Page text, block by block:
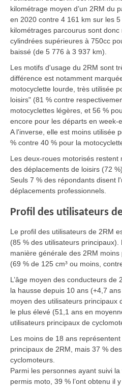
kilométrage moyen d’un 2RM du
en 2020 contre 4 161 km sur les
kilométrages parcourus sont
cylindrées supérieures à 750cc
baissé (de 5 776 à 3 937 km).
Les motifs d'usage du 2RM sont
différence est notamment
motocyclette lourde, très utilisée
loisirs" (81 % contre
motocyclettes légères, et 56 %
encore pour les départs en week-
A l'inverse, elle est moins utilisée
% contre 40 % pour la
Les deux-roues motorisés restent
des déplacements de loisirs (72
Seuls 7 % des répondants disent
déplacements professionnels.
Profil des utilisateurs
Le profil des utilisateurs de 2RM
(85 % des utilisateurs
manière générale des 2RM
(69 % de 125 cm³ ou moins,
L’âge moyen des conducteurs de
la hausse depuis 10 ans (+4,7
moyen des utilisateurs principaux
le plus élevé (51,1 ans en
utilisateurs principaux de
Les moins de 18 ans
principaux de 2RM, mais 37 %
cyclomoteurs.
Parmi les personnes ayant suivi
permis moto, 39 % l’ont obtenu il